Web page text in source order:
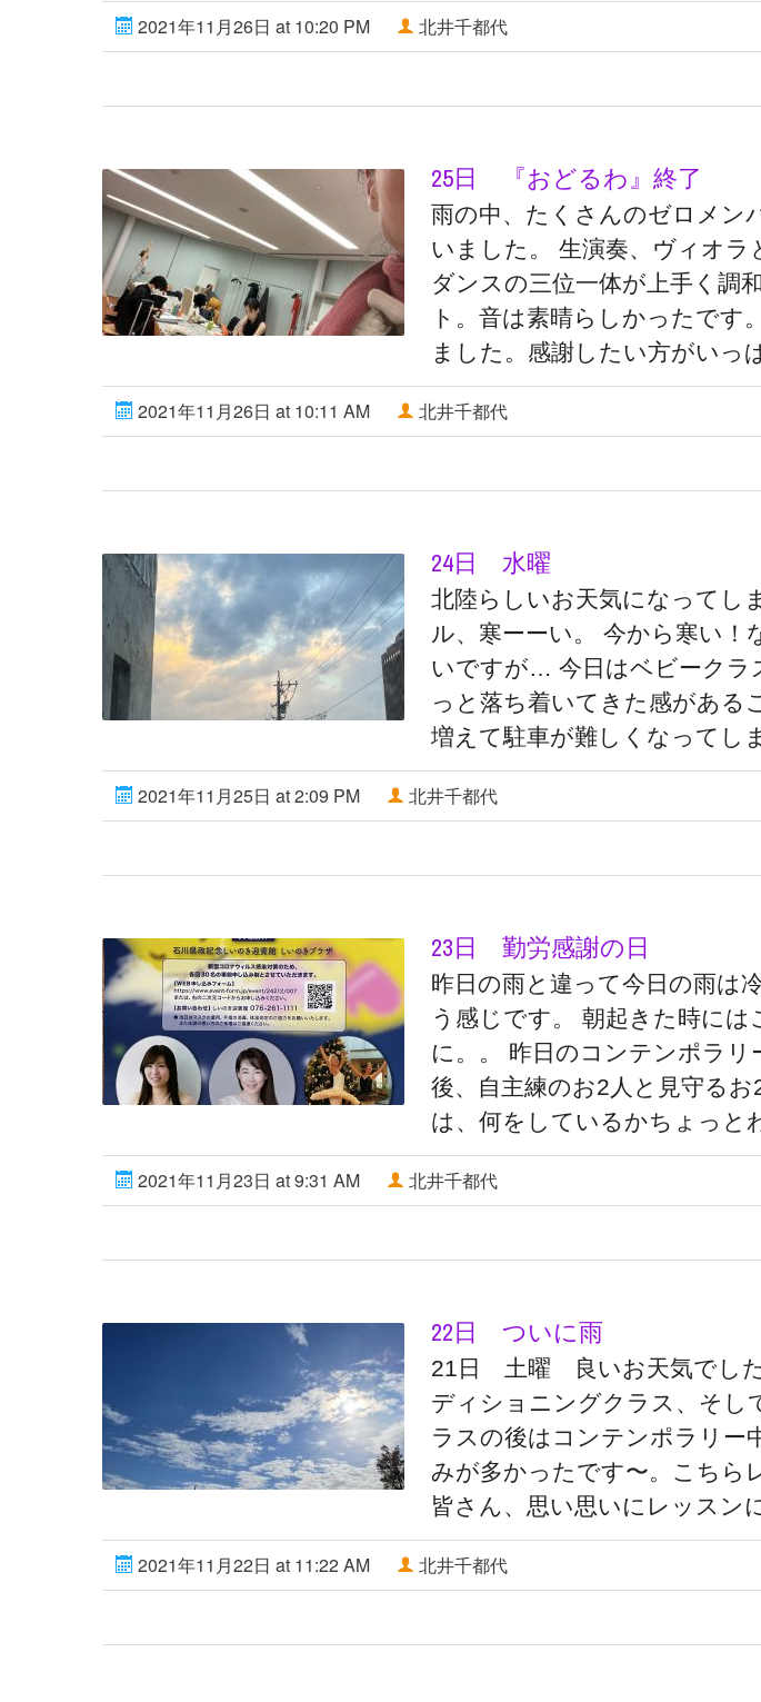
2021年11月26日 at 10:20 PM 北井千都代
25日 『おどるわ』終了
雨の中、たくさんのゼロメン
いました。 生演奏、ヴィオラ
ダンスの三位一体が上手く調
ト。音は素晴らしかったです
ました。感謝したい方がいっ
2021年11月26日 at 10:11 AM 北井千都代
24日 水曜
北陸らしいお天気になってし
ル、寒ーーい。 今から寒い！
いですが… 今日はベビークラ
っと落ち着いてきた感がある
増えて駐車が難しくなってし
2021年11月25日 at 2:09 PM 北井千都代
23日 勤労感謝の日
昨日の雨と違って今日の雨は
う感じです。 朝起きた時には
に。。 昨日のコンテンポラリ
後、自主練のお2人と見守る
は、何をしているかちょっと
2021年11月23日 at 9:31 AM 北井千都代
22日 ついに雨
21日 土曜 良いお天気でし
ディショニングクラス、そし
ラスの後はコンテンポラリー
みが多かったです〜。こちら
皆さん、思い思いにレッスン
2021年11月22日 at 11:22 AM 北井千都代